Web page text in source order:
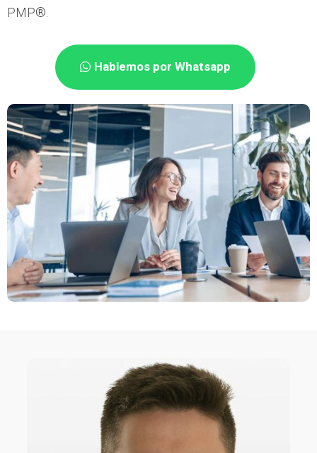
PMP®.
Hablemos por Whatsapp